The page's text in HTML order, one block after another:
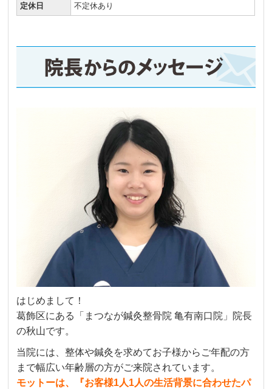
定休日 不定休あり
はじめまして！
葛飾区にある「まつなが鍼灸整骨院 亀有南口院」院長
の秋山です。
当院には、整体や鍼灸を求めてお子様からご年配の方
まで幅広い年齢層の方がご来院されています。
モットーは、『お客様1人1人の生活背景に合わせたパ